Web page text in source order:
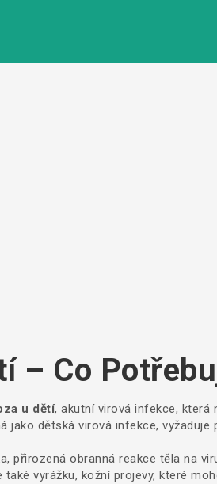
– Co
u dětí, akutní virová infekce, která
jako dětská virová infekce, vyžaduje
, přirozená obranná reakce těla na
také vyrážku, kožní projevy, které